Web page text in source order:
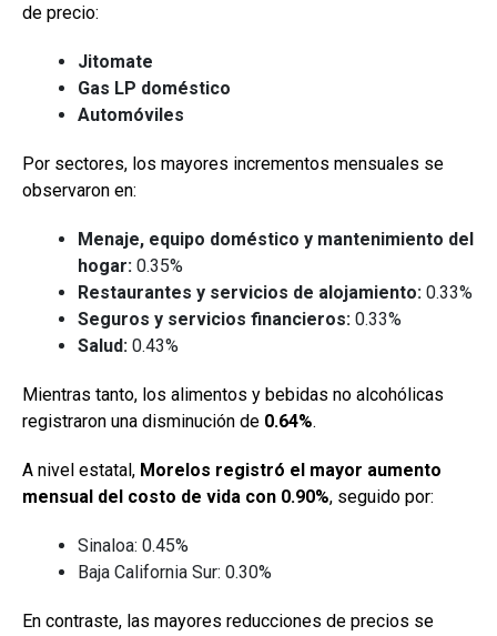
de precio:
Jitomate
Gas LP doméstico
Automóviles
Por sectores, los mayores incrementos mensuales se
observaron en:
Menaje, equipo doméstico y mantenimiento del
hogar: 0.35%
Restaurantes y servicios de alojamiento: 0.33%
Seguros y servicios financieros: 0.33%
Salud: 0.43%
Mientras tanto, los alimentos y bebidas no alcohólicas
registraron una disminución de 0.64%.
A nivel estatal, Morelos registró el mayor aumento
mensual del costo de vida con 0.90%, seguido por:
Sinaloa: 0.45%
Baja California Sur: 0.30%
En contraste, las mayores reducciones de precios se